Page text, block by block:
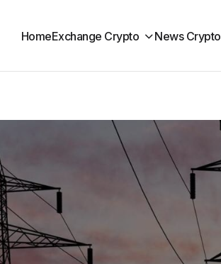
HomeExchange Crypto News Crypto